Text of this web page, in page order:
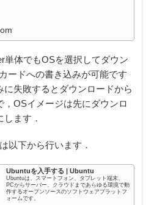
単体でもOSを選択してダウン
ードへの書き込みが可能です
に失敗するとダウンロードから
，OSイメージは先にダウンロ
ます．
以下から行います．
Ubuntuを入手する | Ubuntu
Ubuntuは、スマートフォン、タブレット端末、
PCからサーバー、クラウドまであらゆる環境で動
作するオープンソースのソフトウェアプラットフ
ォームです。